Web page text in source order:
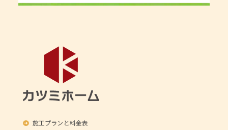
施工プランと料金表